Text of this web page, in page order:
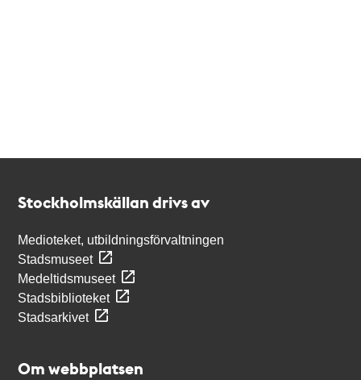
Stockholmskällan drivs av
Medioteket, utbildningsförvaltningen
Stadsmuseet
Medeltidsmuseet
Stadsbiblioteket
Stadsarkivet
Om webbplatsen